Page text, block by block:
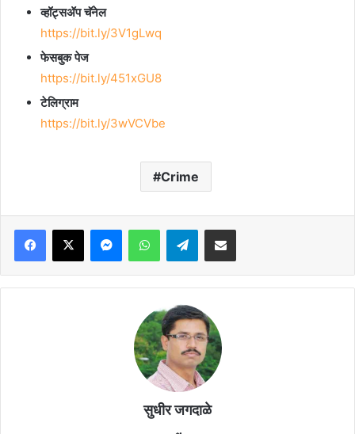
व्हॉट्सॲप चॅनेल
https://bit.ly/3V1gLwq
फेसबुक पेज
https://bit.ly/451xGU8
टेलिग्राम
https://bit.ly/3wVCVbe
Crime
Facebook
X MessengerWhatsAppTelegramShare via Email
सुधीर जगदाळे